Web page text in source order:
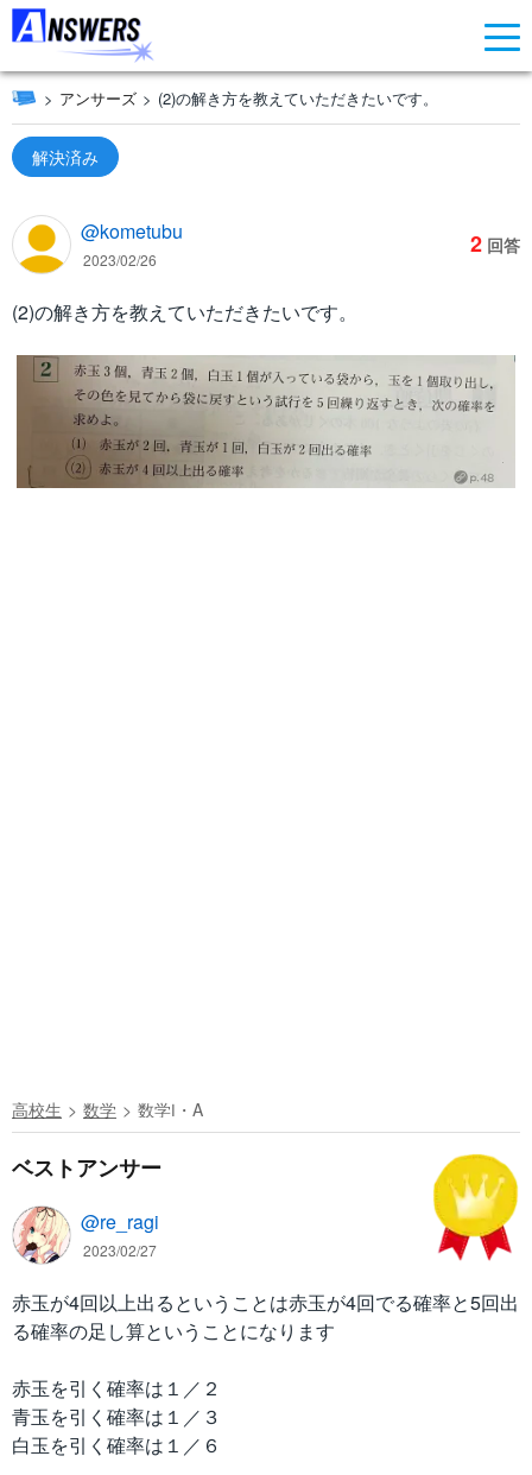
アンサーズ (2)の解き方を教えていただきたいです。
解決済み
@kometubu
2023/02/26
2 回答
(2)の解き方を教えていただきたいです。
高校生 数学 数学Ⅰ・A
ベストアンサー
@re_ragi
2023/02/27
赤玉が4回以上出るということは赤玉が4回でる確率と5回出
る確率の足し算ということになります
赤玉を引く確率は１／２
青玉を引く確率は１／３
白玉を引く確率は１／６